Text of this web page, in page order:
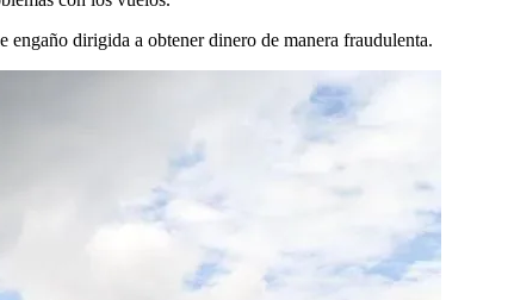
engaño dirigida a obtener dinero de manera fraudulenta.